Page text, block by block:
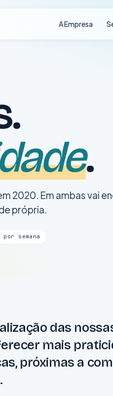
A Empresa
.
2020. Em ambas vai
própria.
semana
das
mais
próximas a